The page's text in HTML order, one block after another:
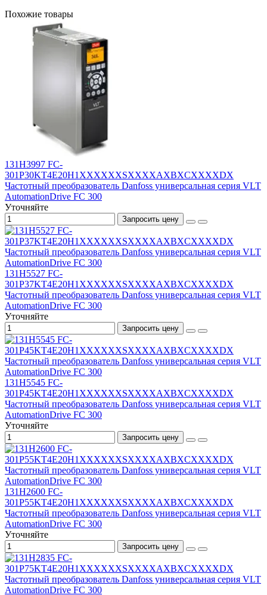
Похожие товары
131H3997 FC-
301P30KT4E20H1XXXXXXSXXXXAXBXCXXXXDX
Частотный преобразователь Danfoss универсальная серия VLT
AutomationDrive FC 300
Уточняйте
Запросить цену
131H5527 FC-
301P37KT4E20H1XXXXXXSXXXXAXBXCXXXXDX
Частотный преобразователь Danfoss универсальная серия VLT
AutomationDrive FC 300
Уточняйте
Запросить цену
131H5545 FC-
301P45KT4E20H1XXXXXXSXXXXAXBXCXXXXDX
Частотный преобразователь Danfoss универсальная серия VLT
AutomationDrive FC 300
Уточняйте
Запросить цену
131H2600 FC-
301P55KT4E20H1XXXXXXSXXXXAXBXCXXXXDX
Частотный преобразователь Danfoss универсальная серия VLT
AutomationDrive FC 300
Уточняйте
Запросить цену